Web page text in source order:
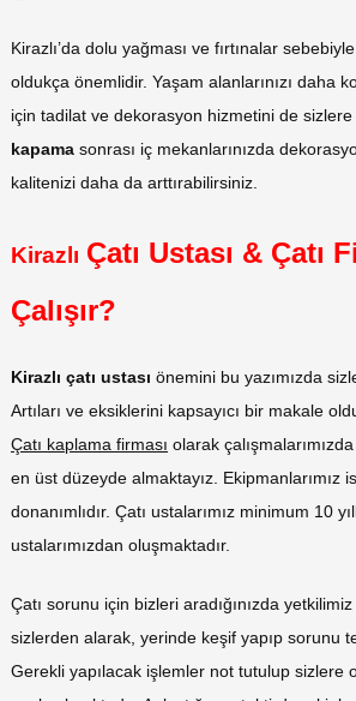
Kirazlı’da dolu yağması ve fırtınalar sebebiyle
oldukça önemlidir. Yaşam alanlarınızı daha
için tadilat ve dekorasyon hizmetini de sizlere
kapama sonrası iç mekanlarınızda
kalitenizi daha da arttırabilirsiniz.
Kirazlı Çatı Ustası & Çatı
Çalışır?
Kirazlı çatı ustası önemini bu yazımızda
Artıları ve eksiklerini kapsayıcı bir makale
Çatı kaplama firması olarak
en üst düzeyde almaktayız. Ekipmanlarımız
donanımlıdır. Çatı ustalarımız minimum 10
ustalarımızdan oluşmaktadır.
Çatı sorunu için bizleri aradığınızda
sizlerden alarak, yerinde keşif yapıp sorunu
Gerekli yapılacak işlemler not tutulup sizlere